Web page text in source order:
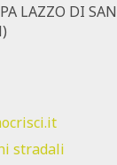
LAZZO DI
stradali